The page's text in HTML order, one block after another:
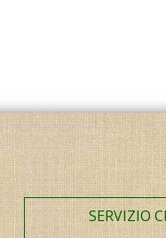
SERVIZIO